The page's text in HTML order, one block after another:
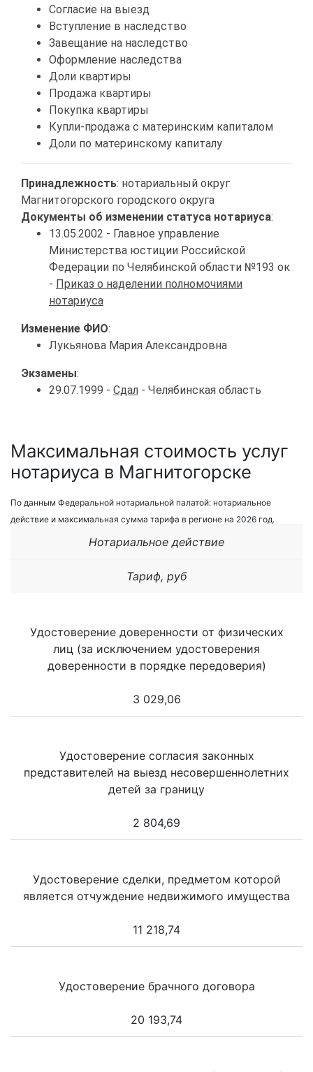
Согласие на выезд
Вступление в наследство
Завещание на наследство
Оформление наследства
Доли квартиры
Продажа квартиры
Покупка квартиры
Купли-продажа с материнским капиталом
Доли по материнскому капиталу
Принадлежность: нотариальный округ
Магнитогорского городского округа
Документы об изменении статуса нотариуса:
13.05.2002 - Главное управление
Министерства юстиции Российской
Федерации по Челябинской области №193 ок
- Приказ о наделении полномочиями
нотариуса
Изменение ФИО:
Лукьянова Мария Александровна
Экзамены:
29.07.1999 - Сдал - Челябинская область
Максимальная стоимость услуг
нотариуса в Магнитогорске
По данным Федеральной нотариальной палатой: нотариальное
действие и максимальная сумма тарифа в регионе на 2026 год.
Нотариальное действие
Тариф, руб
Удостоверение доверенности от физических
лиц (за исключением удостоверения
доверенности в порядке передоверия)
3 029,06
Удостоверение согласия законных
представителей на выезд несовершеннолетних
детей за границу
2 804,69
Удостоверение сделки, предметом которой
является отчуждение недвижимого имущества
11 218,74
Удостоверение брачного договора
20 193,74